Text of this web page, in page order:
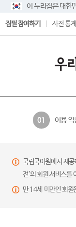
이 누리집은 대한
집필 참여하기 사전 통계
01 이용 약
국립국어원에서 제
전’의 회원 서비스를
만 14세 미만인 회원